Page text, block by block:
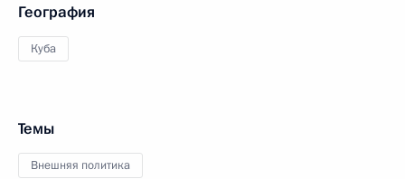
География
Куба
Темы
Внешняя политика